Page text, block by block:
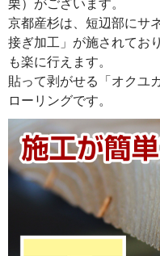
栗）がございます。
京都産杉は、短辺部にサ
接ぎ加工」が施されてお
も楽に行えます。
貼って剥がせる「オクユ
ローリングです。